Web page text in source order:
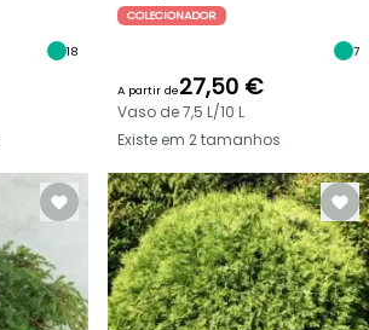
18
COLECIONADOR
7
A partir de27,50 €
Vaso de 7,5 L/10 L
Existe em 2 tamanhos